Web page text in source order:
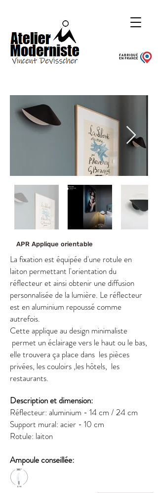
APR Applique orientable
La fixation est équipée d'une rotule en
laiton permettant l'orientation du
réflecteur et ainsi obtenir une diffusion
personnalisée de la lumière. Le réflecteur
est en aluminium repoussé comme
autrefois.
Cette applique au design minimaliste
permet un éclairage vers le haut ou le bas,
elle trouvera ça place dans les pièces
privées, les couloirs ,les hôtels, les
restaurants.
Description et dimension:
Réflecteur: aluminium - 14 cm / 24 cm
Support mural: acier - 10 cm
Rotule: laiton​
Ampoule conseillée: